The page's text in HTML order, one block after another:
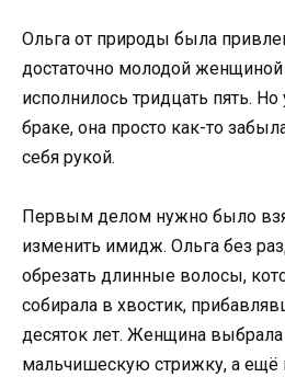
Ольга от природы была
достаточно молодой
исполнилось тридцать пять.
браке, она просто как-то
себя рукой.
Первым делом нужно было
изменить имидж. Ольга без
обрезать длинные волосы,
собирала в хвостик,
десяток лет. Женщина
мальчишескую стрижку, а ещё